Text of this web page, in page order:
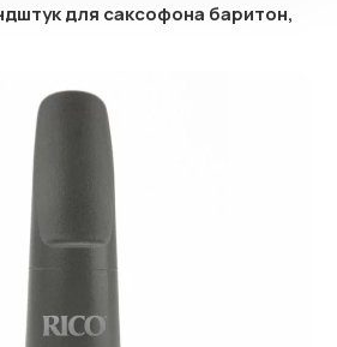
для саксофона баритон,